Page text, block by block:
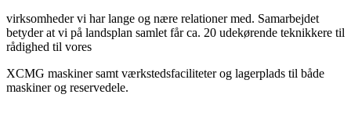
virksomheder vi har lange og nære relationer med. Samarbejdet
betyder at vi på landsplan samlet får ca. 20 udekørende teknikkere til
rådighed til vores
XCMG maskiner samt værkstedsfaciliteter og lagerplads til både
maskiner og reservedele.